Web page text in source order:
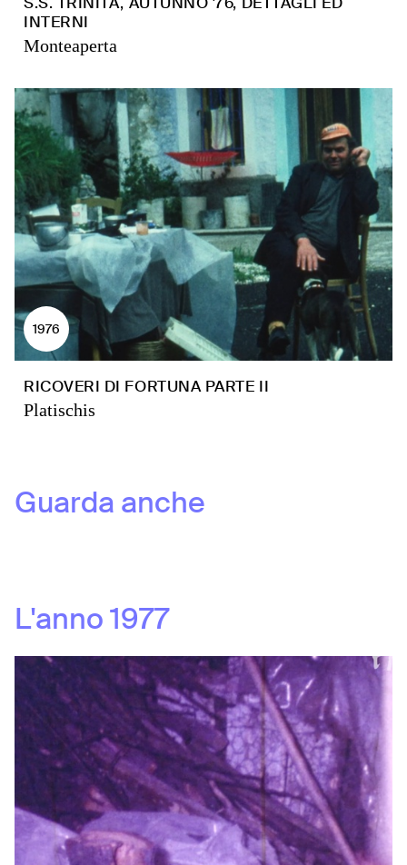
INTERNI
Monteaperta
1976
RICOVERI DI FORTUNA PARTE II
Platischis
Guarda anche
L'anno1977